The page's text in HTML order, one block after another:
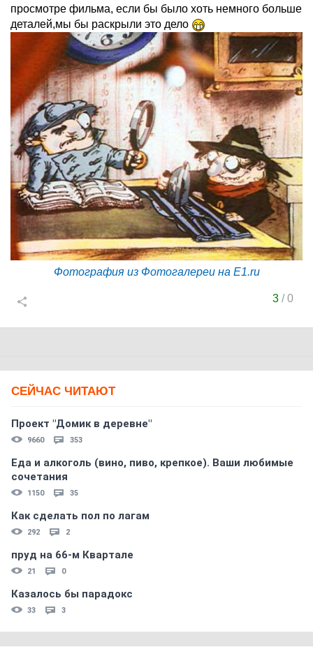
просмотре фильма, если бы было хоть немного больше
деталей,мы бы раскрыли это дело
Фотография из Фотогалереи на E1.ru
3/0
СЕЙЧАС ЧИТАЮТ
Проект "Домик в деревне"
9660 353
Еда и алкоголь (вино, пиво, крепкое). Ваши любимые
сочетания
1150 35
Как сделать пол по лагам
292 2
пруд на 66-м Квартале
21 0
Казалось бы парадокс
33 3